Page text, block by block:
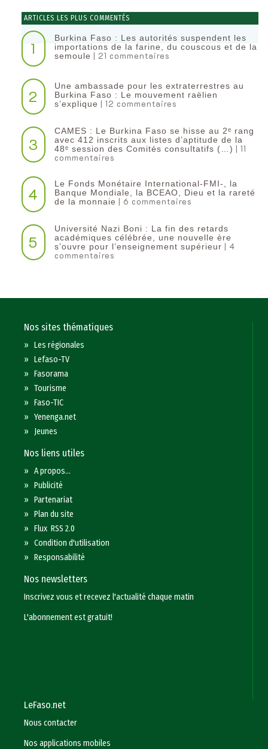
ARTICLES LES PLUS COMMENTÉS
1
Burkina Faso : Les autorités suspendent les
importations de la farine, du couscous et de la
semoule
| 21 commentaires
2
Une ambassade pour les extraterrestres au
Burkina Faso : Le mouvement raëlien
s’explique
| 12 commentaires
3
CAMES : Le Burkina Faso se hisse au 2ᵉ rang
avec 412 inscrits aux listes d’aptitude de la
48ᵉ session des Comités consultatifs (…)
| 11
commentaires
4
Le Fonds Monétaire International-FMI-, la
Banque Mondiale, la BCEAO, Dieu et la rareté
de la monnaie
| 6 commentaires
5
Université Nazi Boni : La fin des retards
académiques célébrée, une nouvelle ère
s’ouvre pour l’enseignement supérieur | 4
commentaires
Nos sites thématiques
»Les régionales
»Lefaso-TV
»Fasorama
»Tourisme
»Faso-TIC
»Yenenga.net
» Jeunes
Nos liens utiles
»A propos...
»Publicité
»Partenariat
»Plan du site
»Flux RSS 2.0
»Condition d'utilisation
»Responsabilité
Nos newsletters
Inscrivez vous et recevez l'actualité chaque matin
L'abonnement est gratuit!
LeFaso.net
Nous contacter
Nos applications mobiles